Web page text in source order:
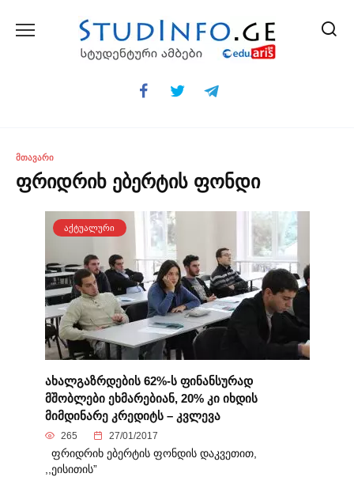
ᲛᲗᲐᲕᲐᲠᲘ
ფრიდრიხ ებერტის ფონდი
ᲐᲥᲢᲣᲐᲚᲣᲠᲘ
ახალგაზრდების 62%-ს ფინანსურად
მშობლები ეხმარებიან, 20% კი იხდის
მიმდინარე კრედიტს – კვლევა
265 27/01/2017
ფრიდრიხ ებერტის ფონდის დაკვეთით,
,,ეისითის”